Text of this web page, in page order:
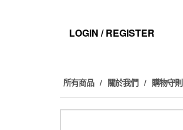
LOGIN / REGISTER
所有商品 關於我們 購物守則